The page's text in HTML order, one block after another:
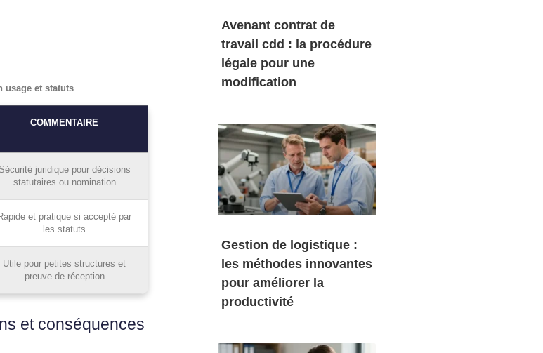
usage et statuts
COMMENTAIRE
Sécurité juridique pour décisions
statutaires ou nomination
et pratique si accepté par
les statuts
Utile pour petites structures et
preuve de réception
et conséquences
Avenant contrat de
travail cdd : la procédure
légale pour une
modification
Gestion de logistique :
les méthodes innovantes
pour améliorer la
productivité